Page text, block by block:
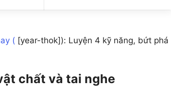
( [year-thok]): Luyện 4 kỹ năng, bứt phá
chất và tai nghe